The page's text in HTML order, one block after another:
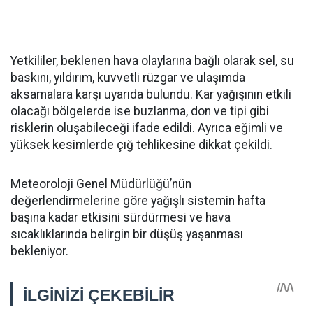
Yetkililer, beklenen hava olaylarına bağlı olarak sel, su
baskını, yıldırım, kuvvetli rüzgar ve ulaşımda
aksamalara karşı uyarıda bulundu. Kar yağışının etkili
olacağı bölgelerde ise buzlanma, don ve tipi gibi
risklerin oluşabileceği ifade edildi. Ayrıca eğimli ve
yüksek kesimlerde çığ tehlikesine dikkat çekildi.
Meteoroloji Genel Müdürlüğü’nün
değerlendirmelerine göre yağışlı sistemin hafta
başına kadar etkisini sürdürmesi ve hava
sıcaklıklarında belirgin bir düşüş yaşanması
bekleniyor.